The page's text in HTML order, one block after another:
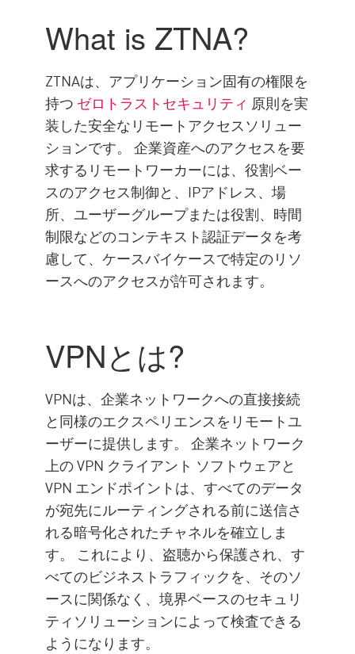
ZTNAソリューションが優れて
Workspace Security Connect
企業情報
What is ZTNA?
ZTNAは、アプリケーション固有の権限を
持つ ゼロトラストセキュリティ 原則を実
装した安全なリモートアクセスソリュー
ションです。 企業資産へのアクセスを要
求するリモートワーカーには、役割ベー
スのアクセス制御と、IPアドレス、場
所、ユーザーグループまたは役割、時間
制限などのコンテキスト認証データを考
慮して、ケースバイケースで特定のリソ
ースへのアクセスが許可されます。
VPNとは?
VPNは、企業ネットワークへの直接接続
と同様のエクスペリエンスをリモートユ
ーザーに提供します。 企業ネットワーク
上の VPN クライアント ソフトウェアと
VPN エンドポイントは、すべてのデータ
が宛先にルーティングされる前に送信さ
れる暗号化されたチャネルを確立しま
す。 これにより、盗聴から保護され、す
べてのビジネストラフィックを、そのソ
ースに関係なく、境界ベースのセキュリ
ティソリューションによって検査できる
ようになります。